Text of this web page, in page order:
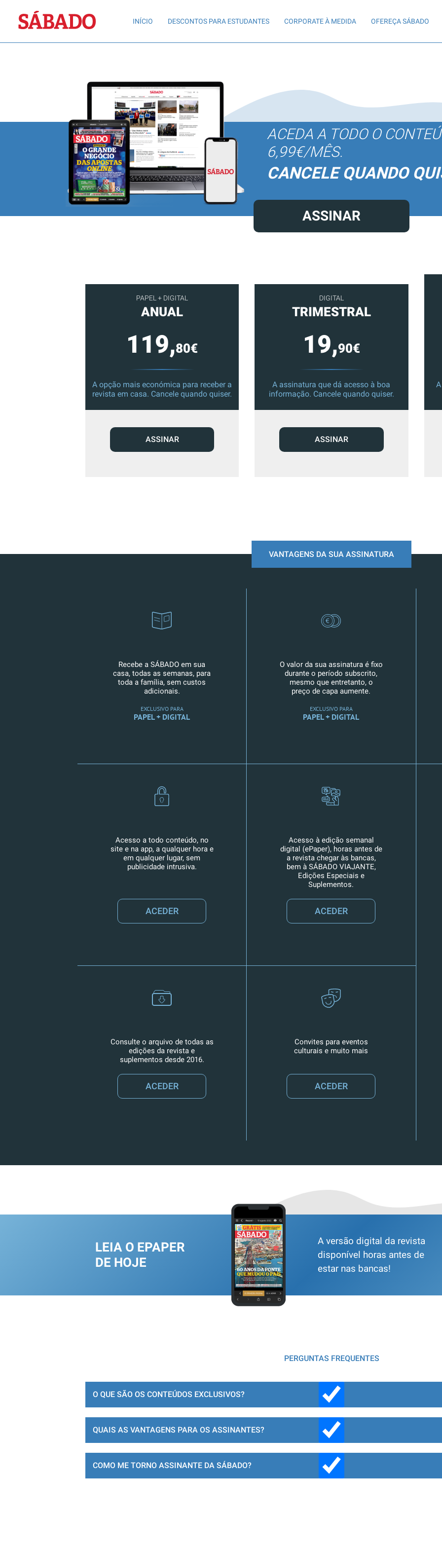
Sábado
INÍCIO DESCONTOS PARA ESTUDANTES CORPORATE À MEDIDA OFEREÇA SÁBADO
ACEDA A TODO O
6,99€/MÊS.
CANCELE QUANDO
ASSINAR
PAPEL + DIGITAL
ANUAL
119,80€
A opção mais económica para receber a
revista em casa. Cancele quando quiser.
ASSINAR
DIGITAL
TRIMESTRAL
19,90€
A assinatura que dá acesso à boa
informação. Cancele quando quiser.
ASSINAR
VANTAGENS DA SUA ASSINATURA
Recebe a SÁBADO em sua
casa, todas as semanas, para
toda a família, sem custos
adicionais.
EXCLUSIVO PARA
PAPEL + DIGITAL
O valor da sua assinatura é fixo
durante o período subscrito,
mesmo que entretanto, o
preço de capa aumente.
EXCLUSIVO PARA
PAPEL + DIGITAL
Acesso a todo conteúdo, no
site e na app, a qualquer hora e
em qualquer lugar, sem
publicidade intrusiva.
ACEDER
Acesso à edição semanal
digital (ePaper), horas antes de
a revista chegar às bancas,
bem à SÁBADO VIAJANTE,
Edições Especiais e
Suplementos.
ACEDER
Consulte o arquivo de todas as
edições da revista e
suplementos desde 2016.
ACEDER
Convites para eventos
culturais e muito mais
ACEDER
LEIA O EPAPER
DE HOJE
A versão digital da revista
disponível horas antes de
estar nas bancas!
PERGUNTAS FREQUENTES
O QUE SÃO OS CONTEÚDOS EXCLUSIVOS?
QUAIS AS VANTAGENS PARA OS ASSINANTES?
COMO ME TORNO ASSINANTE DA SÁBADO?